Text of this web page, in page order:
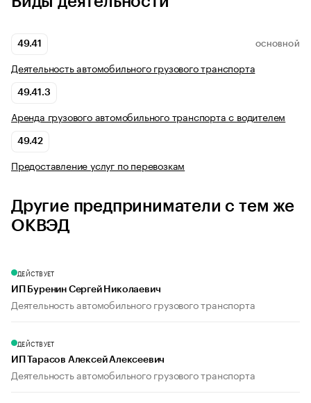
49.41 ОСНОВНОЙ
Деятельность автомобильного грузового транспорта
49.41.3
Аренда грузового автомобильного транспорта с водителем
49.42
Предоставление услуг по перевозкам
Другие предприниматели с тем же
ОКВЭД
ДЕЙСТВУЕТ
ИП Буренин Сергей Николаевич
Деятельность автомобильного грузового транспорта
ДЕЙСТВУЕТ
ИП Тарасов Алексей Алексеевич
Деятельность автомобильного грузового транспорта